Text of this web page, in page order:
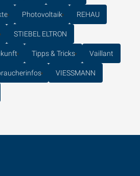
Photovoltaik REHAU
STIEBEL ELTRON
Tipps & Tricks Vaillant
VIESSMANN